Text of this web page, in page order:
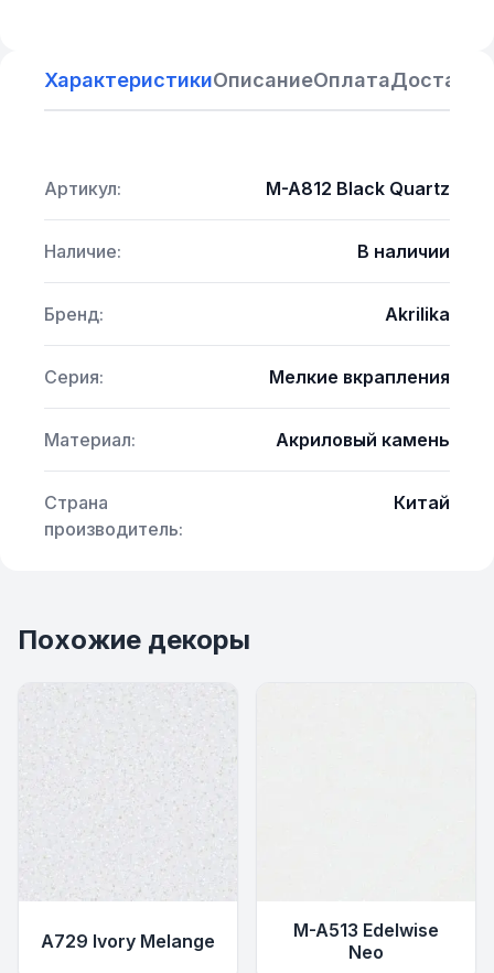
ХарактеристикиОписаниеОплатаДоставка
Артикул: M-A812 Black Quartz
Наличие: В наличии
Бренд: Akrilika
Серия: Мелкие вкрапления
Материал: Акриловый камень
Страна
производитель:
Китай
Похожие декоры
A729 Ivory Melange
M-A513 Edelwise
Neo